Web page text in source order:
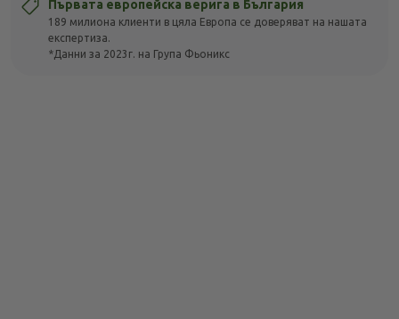
Първата европейска верига в България
189 милиона клиенти в цяла Европа се доверяват на нашата
експертиза.
*Данни за 2023г. на Група Фьоникс